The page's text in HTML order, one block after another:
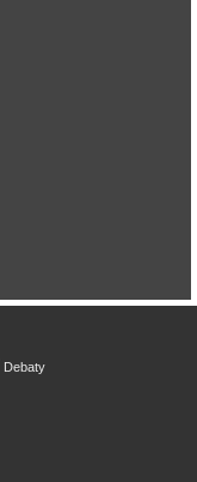
Debaty